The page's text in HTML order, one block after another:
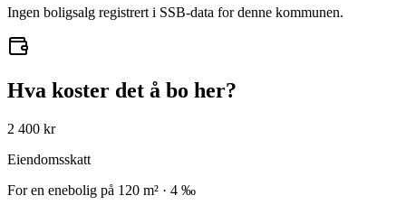
Ingen boligsalg registrert i SSB-data for denne kommunen.
Hva koster det å bo her?
2 400 kr
Eiendomsskatt
For en enebolig på 120 m² · 4 ‰